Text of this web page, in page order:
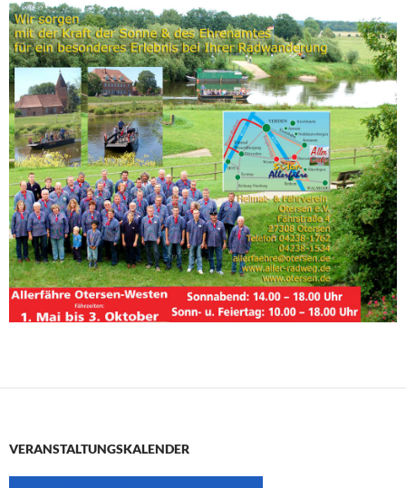
VERANSTALTUNGSKALENDER